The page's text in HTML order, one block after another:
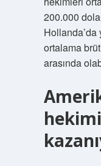
200.000
ortalama
arasında